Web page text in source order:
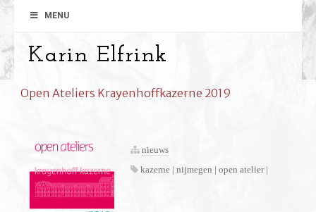
MENU
Karin Elfrink
Open Ateliers Krayenhoffkazerne 2019
nieuws
kazerne | nijmegen | open atelier |